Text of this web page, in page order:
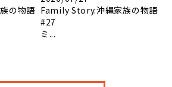
の物語 Family Story.沖縄家族の物語
#27
ミ...